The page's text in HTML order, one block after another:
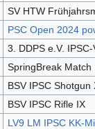
SV HTW
PSC Open 2024
3. DDPS e.V.
SpringBreak Match
BSV IPSC Shotgun
BSV IPSC Rifle IX
LV9 LM IPSC KK-